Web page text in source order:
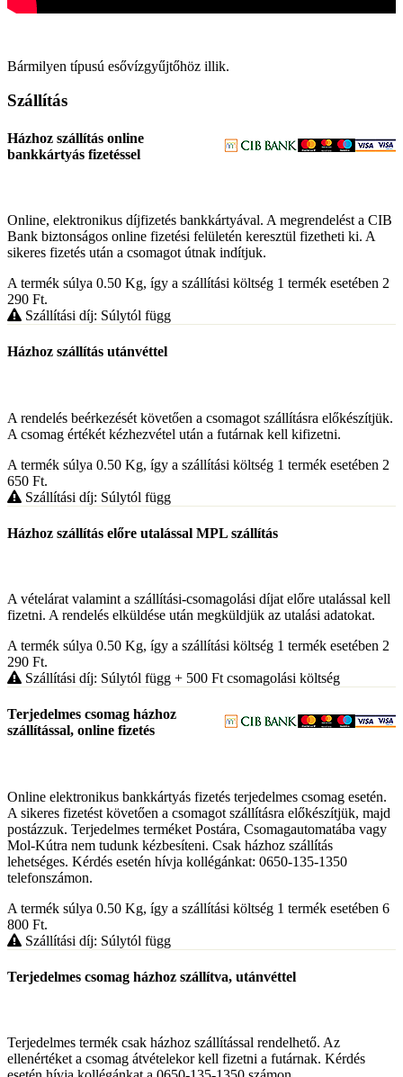
Bármilyen típusú esővízgyűjtőhöz illik.
Szállítás
Házhoz szállítás online
bankkártyás fizetéssel
Online, elektronikus díjfizetés bankkártyával. A megrendelést a CIB
Bank biztonságos online fizetési felületén keresztül fizetheti ki. A
sikeres fizetés után a csomagot útnak indítjuk.
A termék súlya 0.50 Kg, így a szállítási költség 1 termék esetében 2
290 Ft.
Szállítási díj: Súlytól függ
Házhoz szállítás utánvéttel
A rendelés beérkezését követően a csomagot szállításra előkészítjük.
A csomag értékét kézhezvétel után a futárnak kell kifizetni.
A termék súlya 0.50 Kg, így a szállítási költség 1 termék esetében 2
650 Ft.
Szállítási díj: Súlytól függ
Házhoz szállítás előre utalással MPL szállítás
A vételárat valamint a szállítási-csomagolási díjat előre utalással kell
fizetni. A rendelés elküldése után megküldjük az utalási adatokat.
A termék súlya 0.50 Kg, így a szállítási költség 1 termék esetében 2
290 Ft.
Szállítási díj: Súlytól függ + 500 Ft csomagolási költség
Terjedelmes csomag házhoz
szállítással, online fizetés
Online elektronikus bankkártyás fizetés terjedelmes csomag esetén.
A sikeres fizetést követően a csomagot szállításra előkészítjük, majd
postázzuk. Terjedelmes terméket Postára, Csomagautomatába vagy
Mol-Kútra nem tudunk kézbesíteni. Csak házhoz szállítás
lehetséges. Kérdés esetén hívja kollégánkat: 0650-135-1350
telefonszámon.
A termék súlya 0.50 Kg, így a szállítási költség 1 termék esetében 6
800 Ft.
Szállítási díj: Súlytól függ
Terjedelmes csomag házhoz szállítva, utánvéttel
Terjedelmes termék csak házhoz szállítással rendelhető. Az
ellenértéket a csomag átvételekor kell fizetni a futárnak. Kérdés